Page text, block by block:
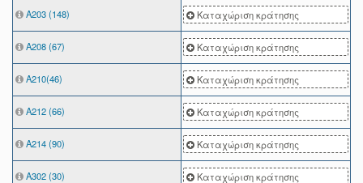
Α203 (148) Καταχώριση κράτησης
Α208 (67) Καταχώριση κράτησης
Α210(46) Καταχώριση κράτησης
Α212 (66) Καταχώριση κράτησης
Α214 (90) Καταχώριση κράτησης
Α302 (30) Καταχώριση κράτησης